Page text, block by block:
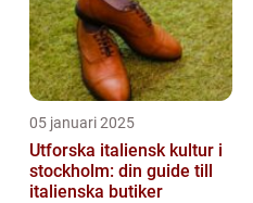
05 januari 2025
Utforska italiensk kultur i
stockholm: din guide till
italienska butiker